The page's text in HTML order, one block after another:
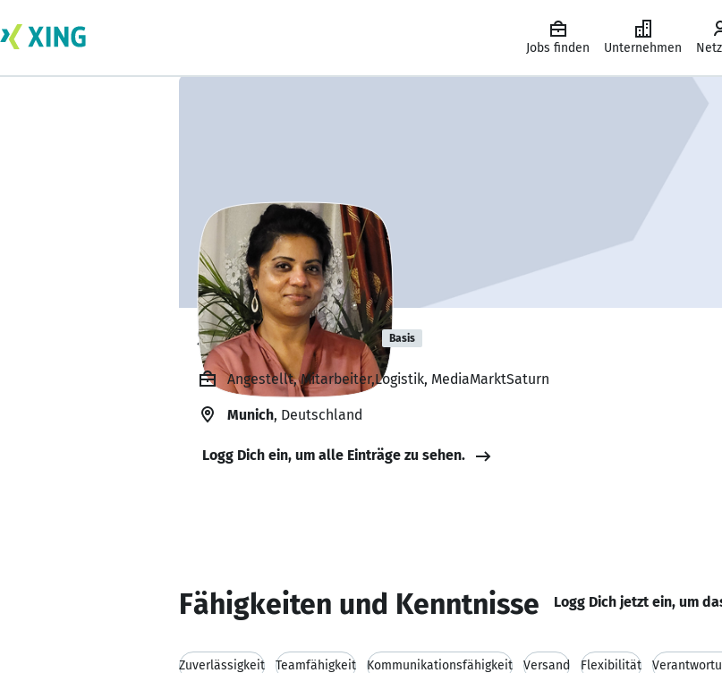
Jobs finden Unternehmen
Suganya Rasiah Basis
Angestellt, Mitarbeiter,Logistik, MediaMarktSaturn
Munich, Deutschland
Logg Dich ein, um alle Einträge zu sehen.
Fähigkeiten und Kenntnisse Logg Dich jetzt ein, um
Zuverlässigkeit Teamfähigkeit Kommunikationsfähigkeit Versand Flexibilität